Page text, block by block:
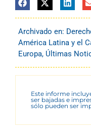
Archivado en:
América Latina y el
Europa, Últimas
Este informe
ser bajadas e
sólo pueden ser